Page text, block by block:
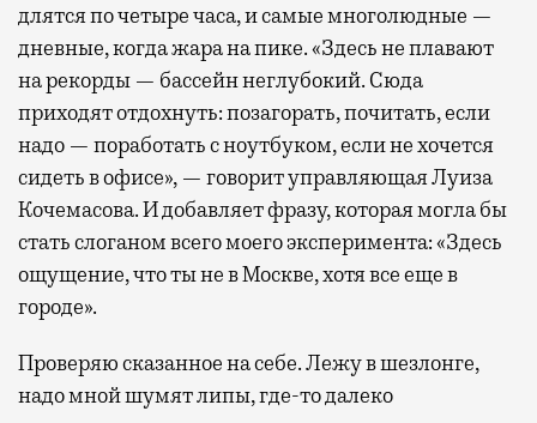
длятся по четыре часа, и самые многолюдные —
дневные, когда жара на пике. «Здесь не плавают
на рекорды — бассейн неглубокий. Сюда
приходят отдохнуть: позагорать, почитать, если
надо — поработать с ноутбуком, если не хочется
сидеть в офисе», — говорит управляющая Луиза
Кочемасова. И добавляет фразу, которая могла бы
стать слоганом всего моего эксперимента: «Здесь
ощущение, что ты не в Москве, хотя все еще в
городе».
Проверяю сказанное на себе. Лежу в шезлонге,
надо мной шумят липы, где-то далеко